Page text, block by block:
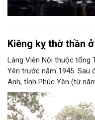
Kiêng kỵ thờ thần
Làng Viên Nội thuộc tổng
Yên trước năm 1945. Sau
Anh, tỉnh Phúc Yên (từ
1961, làng được sáp nhập
thuộc xã Vân Nội; từ
Nội. Viên Nội thờ hai vị